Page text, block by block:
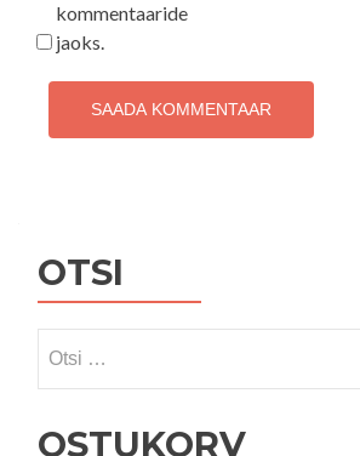
kommentaaride
jaoks.
OTSI
OSTUKORV